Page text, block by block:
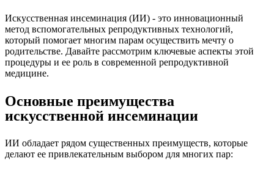
Искусственная инсеминация (ИИ) - это инновационный
метод вспомогательных репродуктивных технологий,
который помогает многим парам осуществить мечту о
родительстве. Давайте рассмотрим ключевые аспекты этой
процедуры и ее роль в современной репродуктивной
медицине.
Основные преимущества
искусственной инсеминации
ИИ обладает рядом существенных преимуществ, которые
делают ее привлекательным выбором для многих пар: